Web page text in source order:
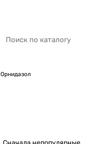
Орнидазол